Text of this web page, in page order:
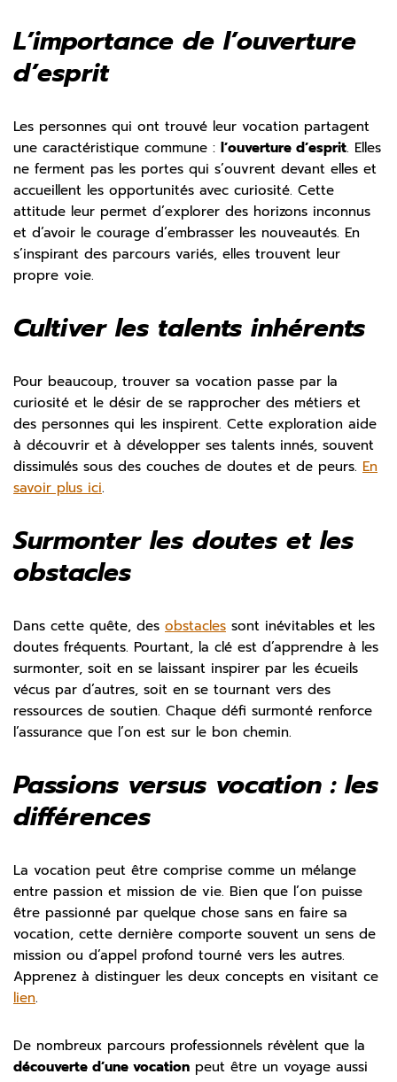
L’importance de l’ouverture
d’esprit
Les personnes qui ont trouvé leur vocation partagent
une caractéristique commune : l’ouverture d’esprit. Elles
ne ferment pas les portes qui s’ouvrent devant elles et
accueillent les opportunités avec curiosité. Cette
attitude leur permet d’explorer des horizons inconnus
et d’avoir le courage d’embrasser les nouveautés. En
s’inspirant des parcours variés, elles trouvent leur
propre voie.
Cultiver les talents inhérents
Pour beaucoup, trouver sa vocation passe par la
curiosité et le désir de se rapprocher des métiers et
des personnes qui les inspirent. Cette exploration aide
à découvrir et à développer ses talents innés, souvent
dissimulés sous des couches de doutes et de peurs. En
savoir plus ici.
Surmonter les doutes et les
obstacles
Dans cette quête, des obstacles sont inévitables et les
doutes fréquents. Pourtant, la clé est d’apprendre à les
surmonter, soit en se laissant inspirer par les écueils
vécus par d’autres, soit en se tournant vers des
ressources de soutien. Chaque défi surmonté renforce
l’assurance que l’on est sur le bon chemin.
Passions versus vocation : les
différences
La vocation peut être comprise comme un mélange
entre passion et mission de vie. Bien que l’on puisse
être passionné par quelque chose sans en faire sa
vocation, cette dernière comporte souvent un sens de
mission ou d’appel profond tourné vers les autres.
Apprenez à distinguer les deux concepts en visitant ce
lien.
De nombreux parcours professionnels révèlent que la
découverte d’une vocation peut être un voyage aussi